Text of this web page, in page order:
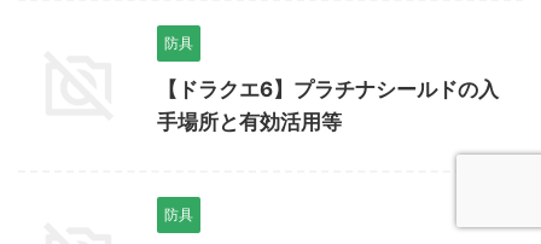
防具
【ドラクエ6】プラチナシールドの入
手場所と有効活用等
防具